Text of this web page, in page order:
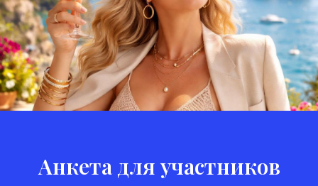
Анкета для участников